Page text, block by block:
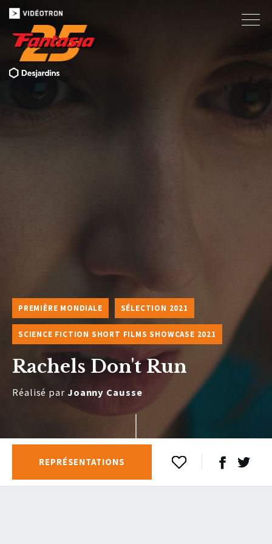
PREMIÈRE MONDIALE SÉLECTION 2021
SCIENCE FICTION SHORT FILMS SHOWCASE 2021
Rachels Don't Run
Réalisé par Joanny Causse
REPRÉSENTATIONS